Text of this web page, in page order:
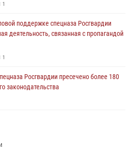
1
поддержке спецназа Росгвардии
деятельность, связанная с пропагандой
1
Росгвардии пресечено более 180
законодательства